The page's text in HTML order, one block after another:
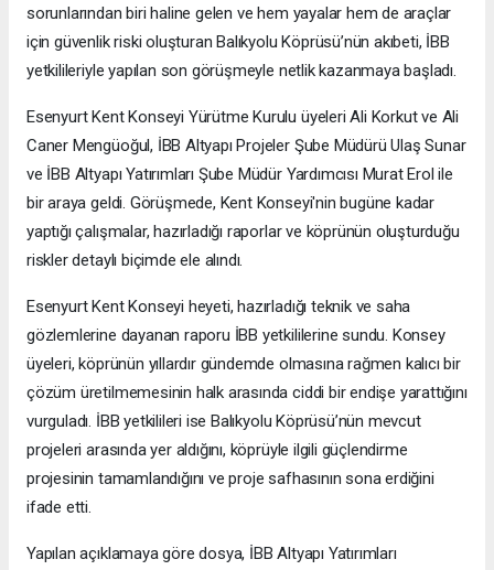
sorunlarından biri haline gelen ve hem yayalar hem de araçlar
için güvenlik riski oluşturan Balıkyolu Köprüsü’nün akıbeti, İBB
yetkilileriyle yapılan son görüşmeyle netlik kazanmaya başladı.
Esenyurt Kent Konseyi Yürütme Kurulu üyeleri Ali Korkut ve Ali
Caner Mengüoğul, İBB Altyapı Projeler Şube Müdürü Ulaş Sunar
ve İBB Altyapı Yatırımları Şube Müdür Yardımcısı Murat Erol ile
bir araya geldi. Görüşmede, Kent Konseyi'nin bugüne kadar
yaptığı çalışmalar, hazırladığı raporlar ve köprünün oluşturduğu
riskler detaylı biçimde ele alındı.
Esenyurt Kent Konseyi heyeti, hazırladığı teknik ve saha
gözlemlerine dayanan raporu İBB yetkililerine sundu. Konsey
üyeleri, köprünün yıllardır gündemde olmasına rağmen kalıcı bir
çözüm üretilmemesinin halk arasında ciddi bir endişe yarattığını
vurguladı. İBB yetkilileri ise Balıkyolu Köprüsü’nün mevcut
projeleri arasında yer aldığını, köprüyle ilgili güçlendirme
projesinin tamamlandığını ve proje safhasının sona erdiğini
ifade etti.
Yapılan açıklamaya göre dosya, İBB Altyapı Yatırımları